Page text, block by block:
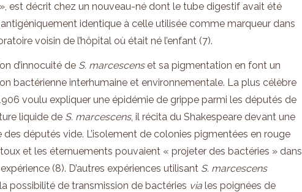
est décrit chez un nouveau-né dont le tube digestif avait été
identique à celle utilisée comme marqueur dans
voisin de l’hôpital où était né l’enfant (7).
d’innocuité de S. marcescenset sa pigmentation en font un
bactérienne interhumaine et environnementale. La plus célèbre
voulu expliquer une épidémie de grippe parmi les députés de
liquide de S. marcescens, il récita du Shakespeare devant une
députés vide. L’isolement de colonies pigmentées en rouge
et les éternuements pouvaient « projeter des bactéries » dans
(8). D’autres expériences utilisant S. marcescens
possibilité de transmission de bactéries via les poignées de